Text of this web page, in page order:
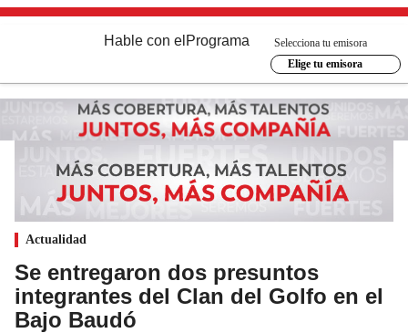
Hable con el Programa
Selecciona tu emisora
Elige tu emisora
Actualidad
Se entregaron dos presuntos
integrantes del Clan del Golfo en el
Bajo Baudó